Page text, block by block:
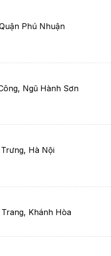
Phú Nhuận
Ngũ Hành Sơn
Hà Nội
Khánh Hòa